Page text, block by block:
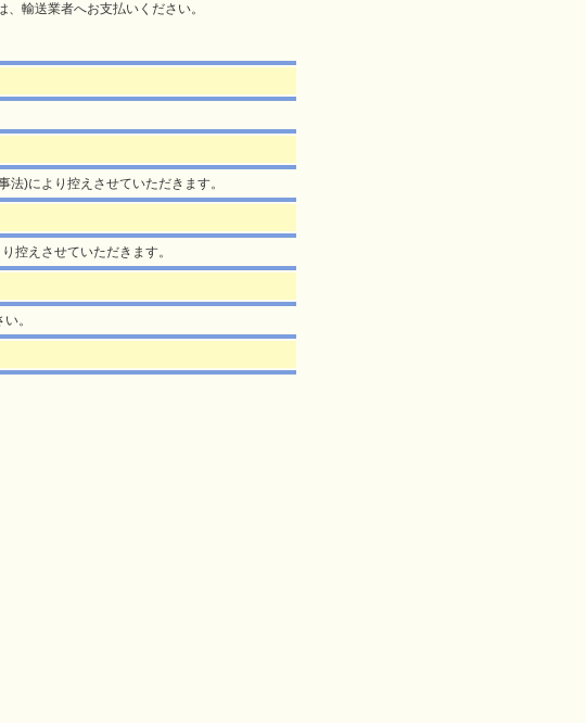
、輸送業者へお支払いください。
)により控えさせていただきます。
控えさせていただきます。
。